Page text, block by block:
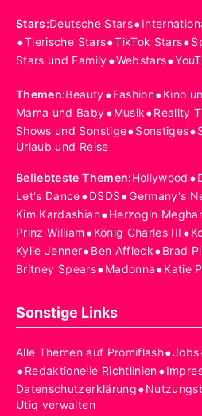
Stars:Deutsche Stars•
•Tierische Stars•TikTok Stars•
Stars und Family•Webstars•
Themen:Beauty•Fashion•Kino
Mama und Baby•Musik•Reality
Shows und Sonstige•Sonstiges•
Urlaub und Reise
Beliebteste Themen:Hollywood •
Let's Dance•DSDS•Germany's
Kim Kardashian•Herzogin
Prinz William •König Charles III •
Kylie Jenner•Ben Affleck•Brad
Britney Spears•Madonna•Katie
Sonstige Links
Alle Themen auf Promiflash•Jobs
•Redaktionelle Richtlinien•
Datenschutzerklärung•
Utiq verwalten